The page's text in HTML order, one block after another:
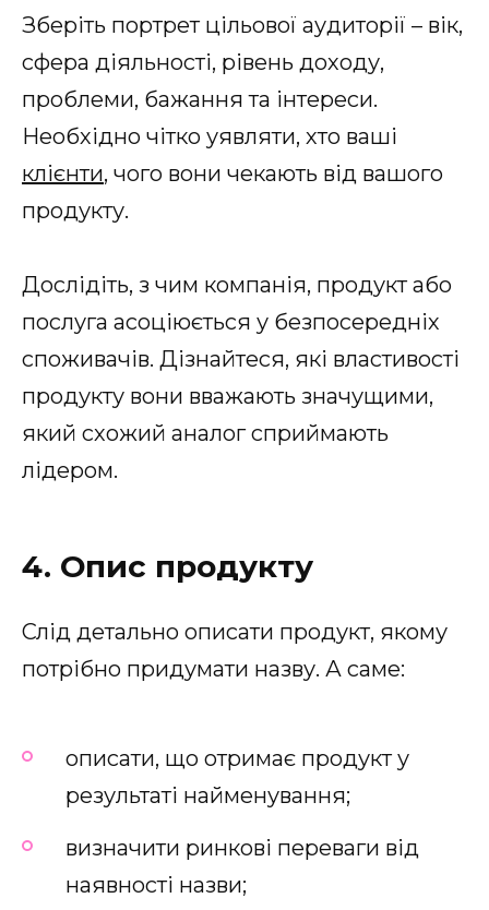
Зберіть портрет цільової аудиторії – вік,
сфера діяльності, рівень доходу,
проблеми, бажання та інтереси.
Необхідно чітко уявляти, хто ваші
клієнти, чого вони чекають від вашого
продукту.
Дослідіть, з чим компанія, продукт або
послуга асоціюється у безпосередніх
споживачів. Дізнайтеся, які властивості
продукту вони вважають значущими,
який схожий аналог сприймають
лідером.
4. Опис продукту
Слід детально описати продукт, якому
потрібно придумати назву. А саме:
описати, що отримає продукт у
результаті найменування;
визначити ринкові переваги від
наявності назви;